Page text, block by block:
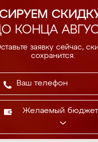
КОНЦА
заявку сейчас,
сохранится.
Желаемый бюджет